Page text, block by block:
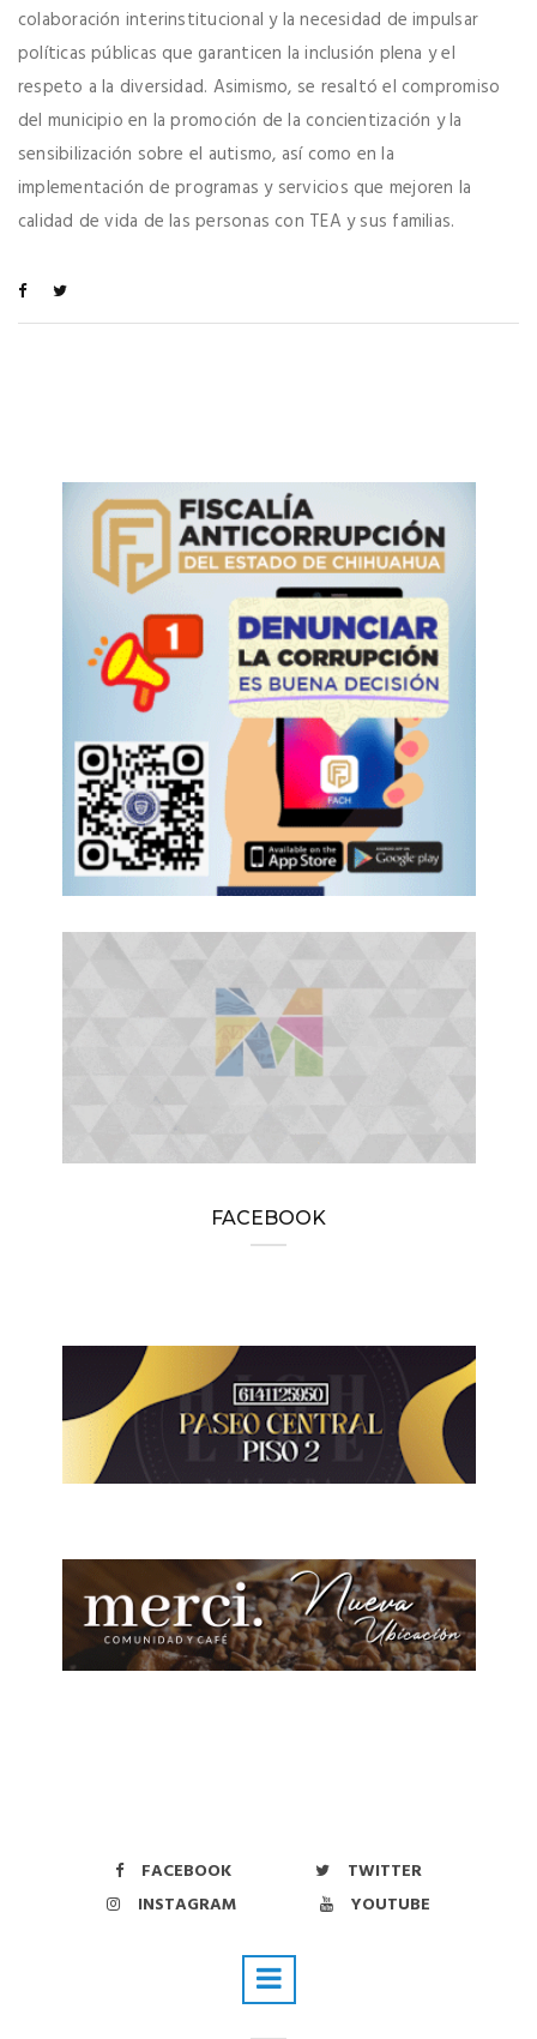
colaboración interinstitucional y la necesidad de impulsar
políticas públicas que garanticen la inclusión plena y el
respeto a la diversidad. Asimismo, se resaltó el compromiso
del municipio en la promoción de la concientización y la
sensibilización sobre el autismo, así como en la
implementación de programas y servicios que mejoren la
calidad de vida de las personas con TEA y sus familias.
FACEBOOK
FACEBOOK
TWITTER
INSTAGRAM
YOUTUBE